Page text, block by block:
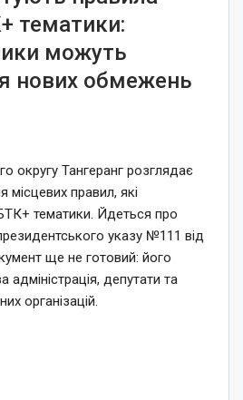
тематики:
можуть
нових обмежень
округу Тангеранг розглядає
місцевих правил, які
тематики. Йдеться про
указу №111 від
ще не готовий: його
депутати та
організацій.